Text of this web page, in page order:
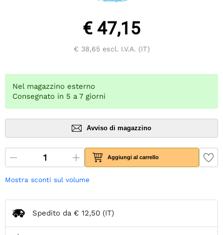
€ 47,15
€ 38,65escl. I.V.A. (IT)
Nel magazzino esterno
Consegnato in 5 a 7 giorni
Avviso di magazzino
Aggiungi al carrello
Mostra sconti sul volume
Spedito da € 12,50 (IT)